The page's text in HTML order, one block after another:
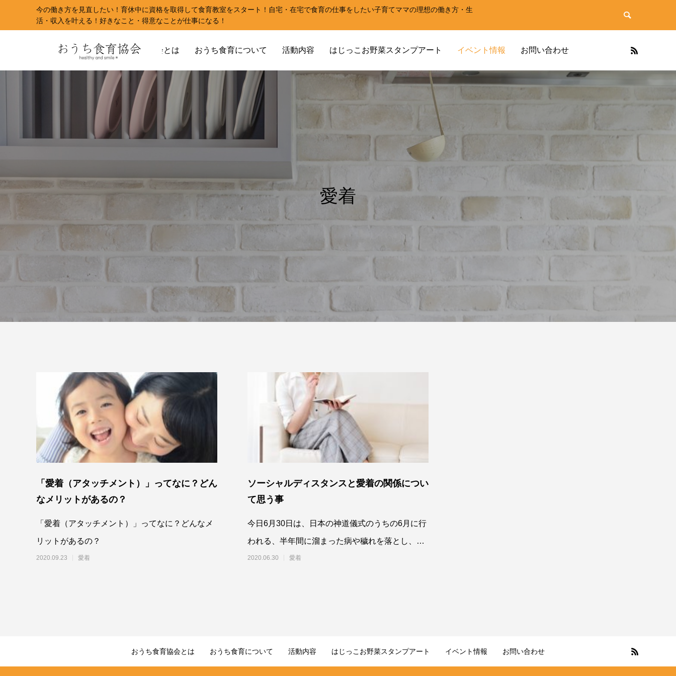
今の働き方を見直したい！育休中に資格を取得して食育教室をスタート！自宅・在宅で食育の仕事をしたい子育てママの理想の働き方・生
活・収入を叶える！好きなこと・得意なことが仕事になる！
おうち食育協会とは おうち食育について 活動内容 はじっこお野菜スタンプアート イベント情報 お問い合わせ
愛着
「愛着（アタッチメント）」ってなに？どん
なメリットがあるの？
「愛着（アタッチメント）」ってなに？どんなメ
リットがあるの？
2020.09.23 愛着
ソーシャルディスタンスと愛着の関係につい
て思う事
今日6月30日は、日本の神道儀式のうちの6月に行
われる、半年間に溜まった病や穢れを落とし、残
りの
2020.06.30 愛着
おうち食育協会とは おうち食育について 活動内容 はじっこお野菜スタンプアート イベント情報 お問い合わせ